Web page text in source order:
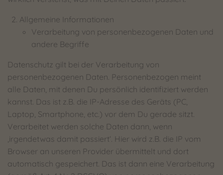
Allgemeine Informationen
Verarbeitung von personenbezogenen Daten und
andere Begriffe
Datenschutz gilt bei der Verarbeitung von
personenbezogenen Daten. Personenbezogen meint
alle Daten, mit denen Du persönlich identifiziert werden
kannst. Das ist z.B. die IP-Adresse des Geräts (PC,
Laptop, Smartphone, etc.) vor dem Du gerade sitzt.
Verarbeitet werden solche Daten dann, wenn
‚irgendetwas damit passiert‘. Hier wird z.B. die IP vom
Browser an unseren Provider übermittelt und dort
automatisch gespeichert. Das ist dann eine Verarbeitung